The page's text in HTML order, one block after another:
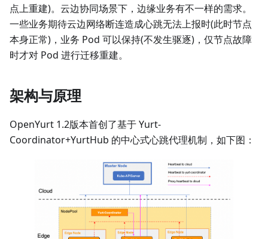
点上重建)。云边协同场景下，边缘业务有不一样的需求。
一些业务期待云边网络断连造成心跳无法上报时(此时节点
本身正常)，业务 Pod 可以保持(不发生驱逐)，仅节点故障
时才对 Pod 进行迁移重建。
架构与原理
OpenYurt 1.2版本首创了基于 Yurt-
Coordinator+YurtHub 的中心式心跳代理机制，如下图：